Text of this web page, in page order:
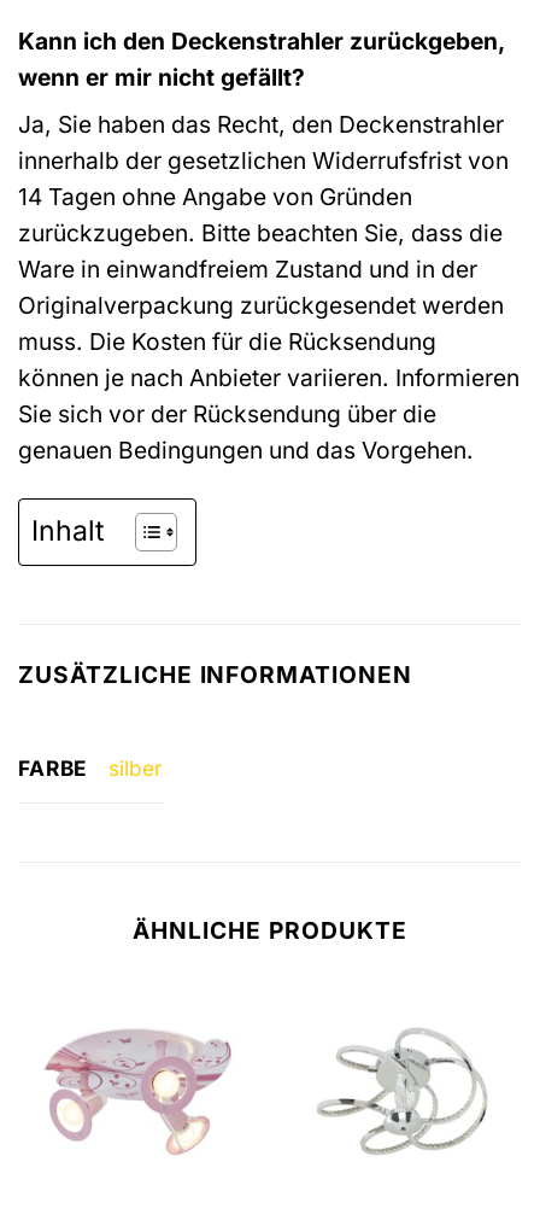
Kann ich den Deckenstrahler zurückgeben,
wenn er mir nicht gefällt?
Ja, Sie haben das Recht, den Deckenstrahler
innerhalb der gesetzlichen Widerrufsfrist von
14 Tagen ohne Angabe von Gründen
zurückzugeben. Bitte beachten Sie, dass die
Ware in einwandfreiem Zustand und in der
Originalverpackung zurückgesendet werden
muss. Die Kosten für die Rücksendung
können je nach Anbieter variieren. Informieren
Sie sich vor der Rücksendung über die
genauen Bedingungen und das Vorgehen.
Inhalt
ZUSÄTZLICHE INFORMATIONEN
FARBE silber
ÄHNLICHE PRODUKTE